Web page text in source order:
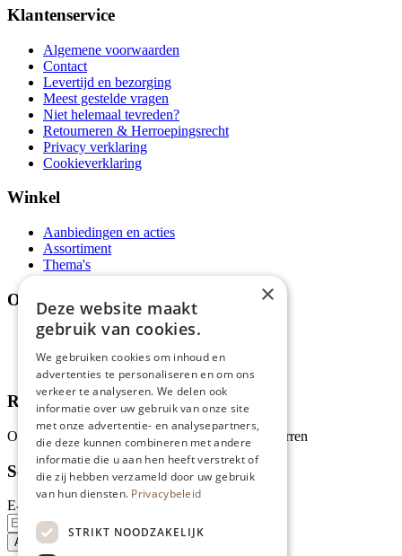
Klantenservice
Algemene voorwaarden
Contact
Levertijd en bezorging
Meest gestelde vragen
Niet helemaal tevreden?
Retourneren & Herroepingsrecht
Privacy verklaring
Cookieverklaring
Winkel
Aanbiedingen en acties
Assortiment
Thema's
Over ons
Wie zijn wij?
Recepten
Tips
Recensies
Onze klanten waarderen ons met 4.9 van de 5 sterren
Schrijf je in voor onze nieuwsbrief
E-mailadres
×
Deze website maakt
gebruik van cookies.
We gebruiken cookies om inhoud en
advertenties te personaliseren en om ons
verkeer te analyseren. We delen ook
informatie over uw gebruik van onze site
met onze advertentie- en analysepartners,
die deze kunnen combineren met andere
informatie die u aan hen heeft verstrekt of
die zij hebben verzameld door uw gebruik
van hun diensten. Privacybeleid
STRIKT NOODZAKELIJK